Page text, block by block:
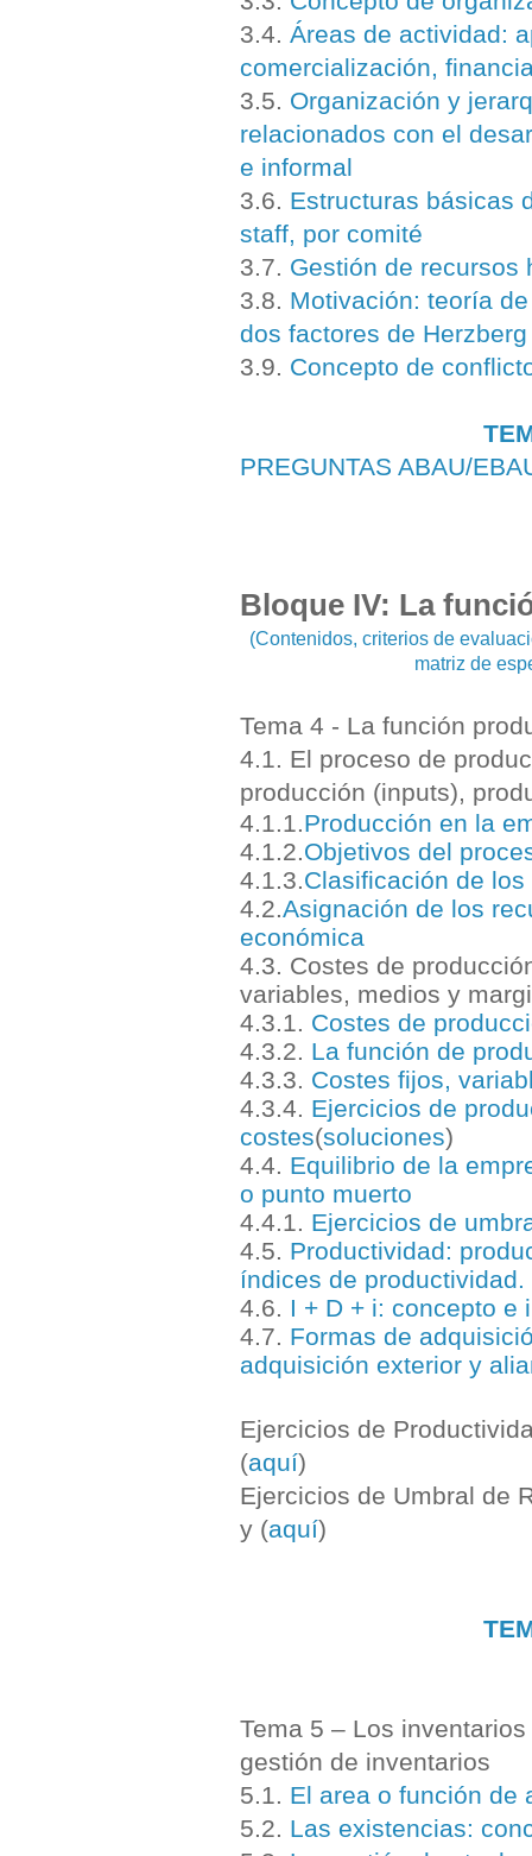
3.4. Áreas de actividad:
comercialización,
3.5. Organización y
relacionados con el
e informal
3.6. Estructuras básicas
staff, por comité
3.7. Gestión de recursos
3.8. Motivación: teoría
dos factores de Herzberg
3.9. Concepto de
PREGUNTAS ABAU/
Bloque IV: La
(Contenidos, criterios de
matriz de
Tema 4 - La función
4.1. El proceso de
producción (inputs),
4.1.1.Producción en la
4.1.2.Objetivos del
4.1.3.Clasificación de
4.2.Asignación de los
económica
4.3. Costes de
variables, medios y
4.3.1. Costes de
4.3.2. La función de
4.3.3. Costes fijos,
4.3.4. Ejercicios de
costes(soluciones)
4.4. Equilibrio de la
o punto muerto
4.4.1. Ejercicios de
4.5. Productividad:
índices de
4.6. I + D + i: concepto e
4.7. Formas de
adquisición exterior y
Ejercicios de
(aquí)
Ejercicios de Umbral de
y (aquí)
Tema 5 – Los
gestión de inventarios
5.1. El area o función de
5.2. Las existencias: